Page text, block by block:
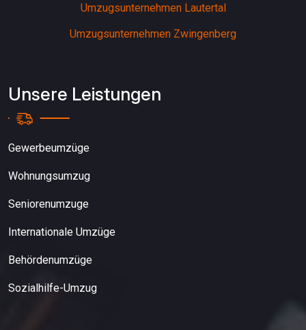
Umzugsunternehmen Lautertal
Umzugsunternehmen Zwingenberg
Unsere Leistungen
Gewerbeumzüge
Wohnungsumzug
Seniorenumzuge
Internationale Umzüge
Behördenumzüge
Sozialhilfe-Umzug